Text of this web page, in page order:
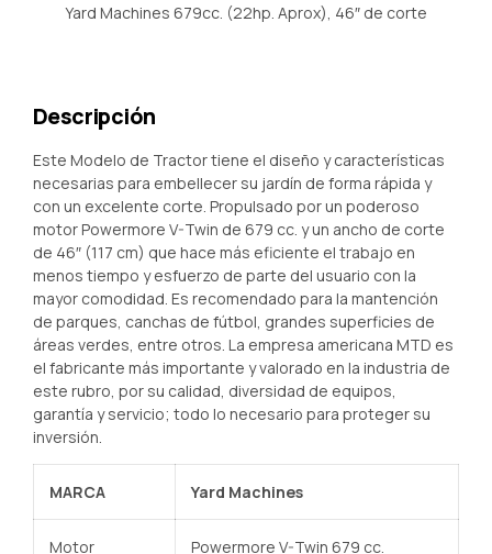
Yard Machines 679cc. (22hp. Aprox), 46″ de corte
Descripción
Este Modelo de Tractor tiene el diseño y características
necesarias para embellecer su jardín de forma rápida y
con un excelente corte. Propulsado por un poderoso
motor Powermore V-Twin de 679 cc. y un ancho de corte
de 46″ (117 cm) que hace más eficiente el trabajo en
menos tiempo y esfuerzo de parte del usuario con la
mayor comodidad. Es recomendado para la mantención
de parques, canchas de fútbol, grandes superficies de
áreas verdes, entre otros. La empresa americana MTD es
el fabricante más importante y valorado en la industria de
este rubro, por su calidad, diversidad de equipos,
garantía y servicio; todo lo necesario para proteger su
inversión.
MARCA Yard Machines
Motor Powermore V-Twin 679 cc.